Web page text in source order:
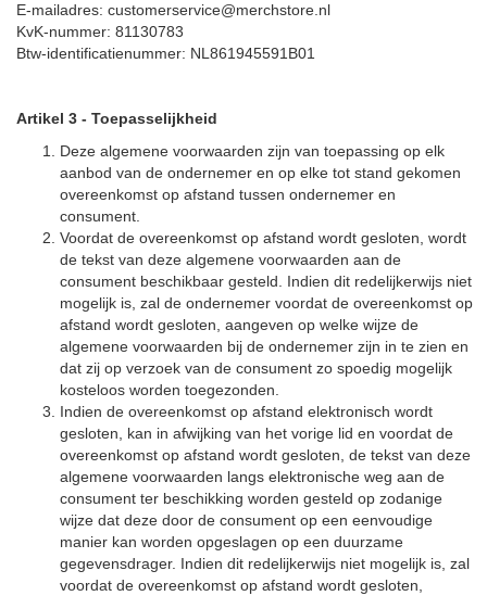
E-mailadres: customerservice@merchstore.nl
KvK-nummer: 81130783
Btw-identificatienummer: NL861945591B01
Artikel 3 - Toepasselijkheid
Deze algemene voorwaarden zijn van toepassing op elk
aanbod van de ondernemer en op elke tot stand gekomen
overeenkomst op afstand tussen ondernemer en
consument.
Voordat de overeenkomst op afstand wordt gesloten, wordt
de tekst van deze algemene voorwaarden aan de
consument beschikbaar gesteld. Indien dit redelijkerwijs niet
mogelijk is, zal de ondernemer voordat de overeenkomst op
afstand wordt gesloten, aangeven op welke wijze de
algemene voorwaarden bij de ondernemer zijn in te zien en
dat zij op verzoek van de consument zo spoedig mogelijk
kosteloos worden toegezonden.
Indien de overeenkomst op afstand elektronisch wordt
gesloten, kan in afwijking van het vorige lid en voordat de
overeenkomst op afstand wordt gesloten, de tekst van deze
algemene voorwaarden langs elektronische weg aan de
consument ter beschikking worden gesteld op zodanige
wijze dat deze door de consument op een eenvoudige
manier kan worden opgeslagen op een duurzame
gegevensdrager. Indien dit redelijkerwijs niet mogelijk is, zal
voordat de overeenkomst op afstand wordt gesloten,